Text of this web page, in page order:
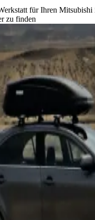
für Ihren Mitsubishi
zu finden